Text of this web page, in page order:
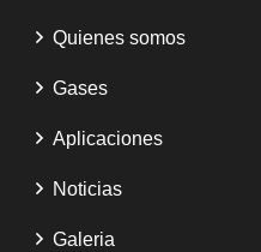
Quienes somos
Gases
Aplicaciones
Noticias
Galeria